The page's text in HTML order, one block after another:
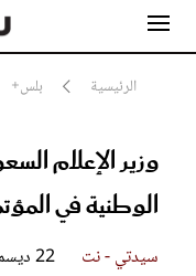
الرئيسية بلس+
الوطنية في
سيدتي - نت 22 ديسمبر 2025
مشاهير
جمال
سيدتي وطفلك